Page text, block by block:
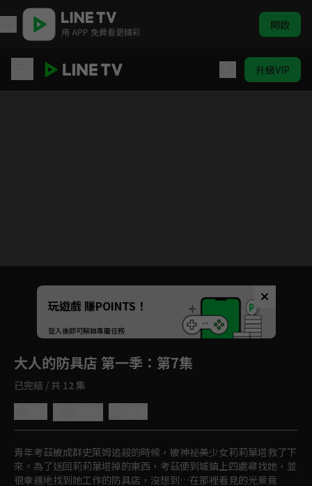
用 APP 免費看更精彩 開啟
升級VIP
Unmute
如有不便請見諒
玩遊戲 賺POINTS！
登入後即可解鎖專屬任務
大人的防具店 第一季 ：第7集
已完結 / 共 12 集
青年考茲被成群史萊姆追殺的時候，被神祕美少女莉莉葉塔救了下
來。為了送回莉莉葉塔掉的東西，考茲便到城鎮上四處尋找她，並
很幸運地找到她工作的防具店，沒想到…在那裡看見的光景竟